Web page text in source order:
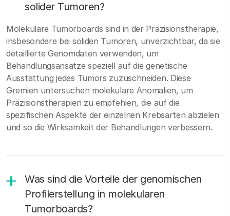
solider Tumoren?
Molekulare Tumorboards sind in der Präzisionstherapie,
insbesondere bei soliden Tumoren, unverzichtbar, da sie
detaillierte Genomdaten verwenden, um
Behandlungsansätze speziell auf die genetische
Ausstattung jedes Tumors zuzuschneiden. Diese
Gremien untersuchen molekulare Anomalien, um
Präzisionstherapien zu empfehlen, die auf die
spezifischen Aspekte der einzelnen Krebsarten abzielen
und so die Wirksamkeit der Behandlungen verbessern.
Was sind die Vorteile der genomischen
Profilerstellung in molekularen
Tumorboards?